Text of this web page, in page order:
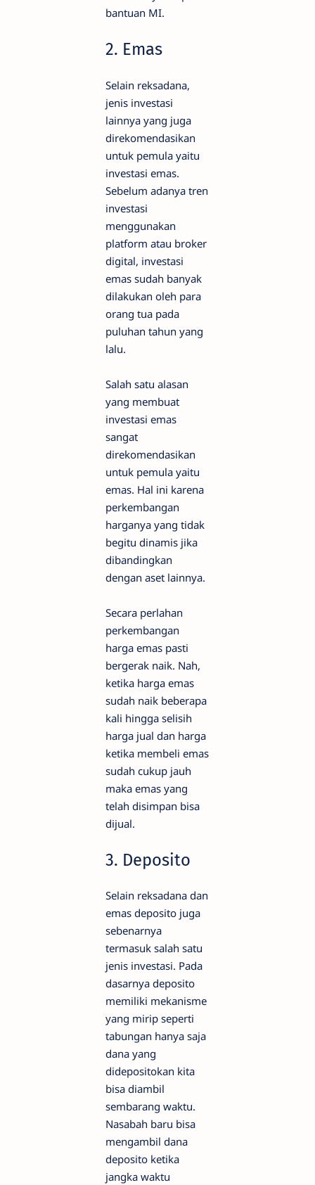
bantuan MI.
2. Emas
Selain reksadana,
jenis investasi
lainnya yang juga
direkomendasikan
untuk pemula yaitu
investasi emas.
Sebelum adanya tren
investasi
menggunakan
platform atau broker
digital, investasi
emas sudah banyak
dilakukan oleh para
orang tua pada
puluhan tahun yang
lalu.
Salah satu alasan
yang membuat
investasi emas
sangat
direkomendasikan
untuk pemula yaitu
emas. Hal ini karena
perkembangan
harganya yang tidak
begitu dinamis jika
dibandingkan
dengan aset lainnya.
Secara perlahan
perkembangan
harga emas pasti
bergerak naik. Nah,
ketika harga emas
sudah naik beberapa
kali hingga selisih
harga jual dan harga
ketika membeli emas
sudah cukup jauh
maka emas yang
telah disimpan bisa
dijual.
3. Deposito
Selain reksadana dan
emas deposito juga
sebenarnya
termasuk salah satu
jenis investasi. Pada
dasarnya deposito
memiliki mekanisme
yang mirip seperti
tabungan hanya saja
dana yang
didepositokan kita
bisa diambil
sembarang waktu.
Nasabah baru bisa
mengambil dana
deposito ketika
jangka waktu